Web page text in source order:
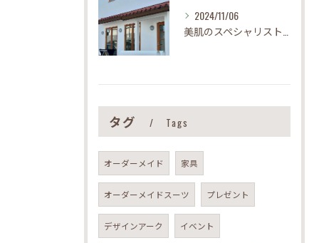
2024/11/06
タグ Tags
オーダーメイド 家具
オーダーメイドスーツ プレゼント
デザインアーク イベント